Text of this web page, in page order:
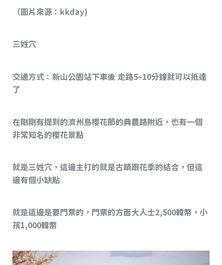
（圖片來源：kkday)
三姓穴
交通方式：新山公園站下車後 走路5~10分鐘就可以抵達
了
在剛剛有提到的濟州島櫻花節的典農路附近，也有一個
非常知名的櫻花景點
就是三姓穴，這邊主打的就是古蹟跟花季的結合，但這
邊有個小缺點
就是這邊是要門票的，門票的方面大人士2,500韓幣，小
孩1,000韓幣